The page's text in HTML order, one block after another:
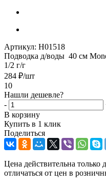
Артикул: Н01518
Подводка д/воды 40 см
1/2 г/г
284 ₽/шт
10
Нашли дешевле?
-
В корзину
Купить в 1 клик
Поделиться
Цена действительна только
отличаться от цен в